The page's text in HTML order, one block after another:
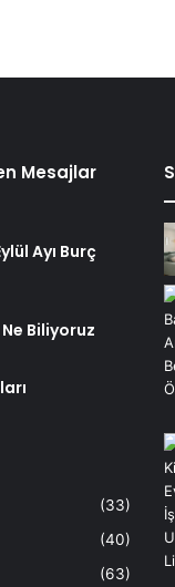
Mesajlar
Ayı Burç
Biliyoruz
(33)
(40)
(63)